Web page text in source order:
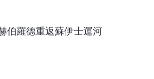
伯羅德重返蘇伊士運河